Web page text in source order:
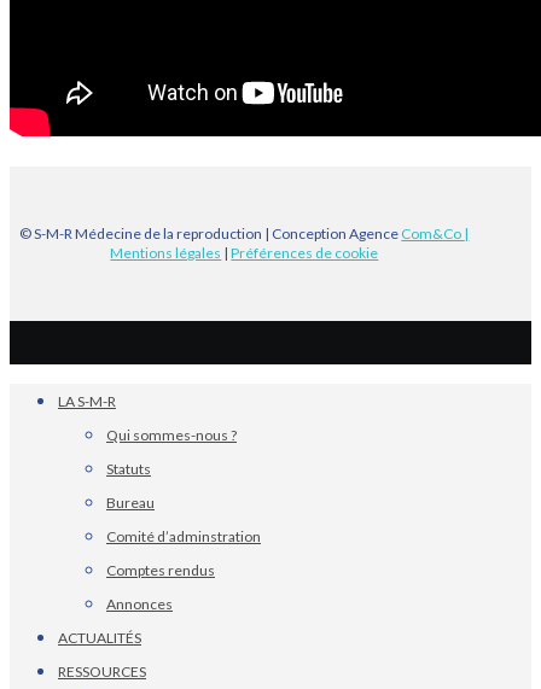
© S-M-R Médecine de la reproduction | Conception Agence Com&Co |
Mentions légales |Préférences de cookie
LA S-M-R
Qui sommes-nous ?
Statuts
Bureau
Comité d’adminstration
Comptes rendus
Annonces
ACTUALITÉS
RESSOURCES